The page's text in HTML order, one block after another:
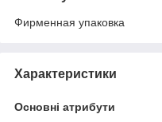
Фирменная упаковка
Характеристики
Основні атрибути